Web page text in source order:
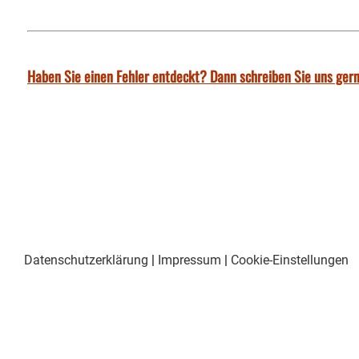
Haben Sie einen Fehler entdeckt? Dann schreiben Sie uns
Datenschutzerklärung | Impressum | Cookie-Einstellungen